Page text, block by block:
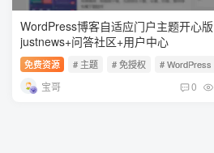
WordPress博客自适应门户主题开心版
justnews+问答社区+用户中心
免费资源 # 主题 # 免授权 # WordPress
宝哥 0